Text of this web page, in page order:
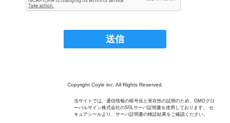
Copyright Coyle inc. All Rights Reserved.
当サイトでは、通信情報の暗号化と実在性の証明のため、GMOグロ
ーバルサイン株式会社のSSLサーバ証明書を使用しております。 セ
キュアシールより、サーバ証明書の検証結果をご確認ください。